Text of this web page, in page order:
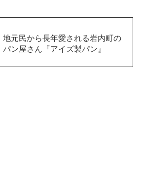
地元民から長年愛される岩内町の
パン屋さん『アイズ製パン』